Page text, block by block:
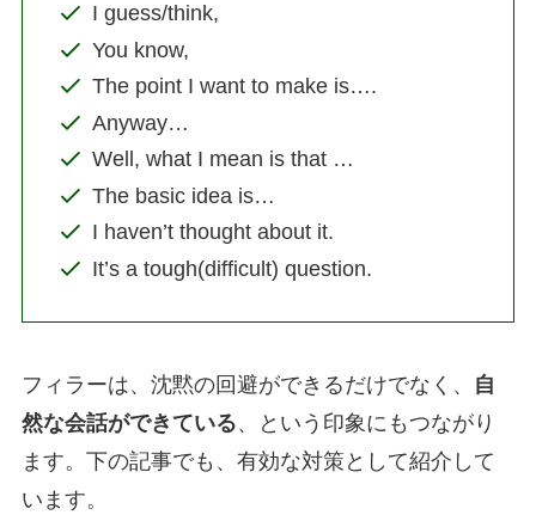
I guess/think,
You know,
The point I want to make is….
Anyway…
Well, what I mean is that …
The basic idea is…
I haven’t thought about it.
It’s a tough(difficult) question.
フィラーは、沈黙の回避ができるだけでなく、
自
然な会話ができている、という印象にもつながり
ます。下の記事でも、有効な対策として紹介して
います。